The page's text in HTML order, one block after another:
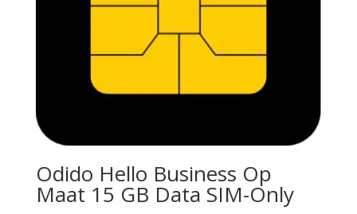
Odido Hello Business Op
Maat 15 GB Data SIM-Only